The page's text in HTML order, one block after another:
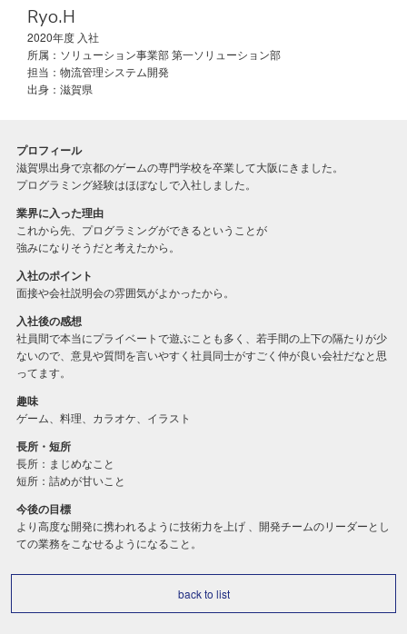
Ryo.H
2020
ソリューション事業部 第一ソリューション部
物流管理システム開発
滋賀県
プロフィール
滋賀県出身で京都のゲームの専門学校を卒業して大阪にきました。
プログラミング経験はほぼなしで入社しました。
業界に入った理由
これから先、プログラミングができるということが
強みになりそうだと考えたから。
入社のポイント
面接や会社説明会の雰囲気がよかったから。
入社後の感想
社員間で本当にプライベートで遊ぶことも多く、若手間の上下の隔たりが少
ないので、意見や質問を言いやすく社員同士がすごく仲が良い会社だなと思
ってます。
趣味
ゲーム、料理、カラオケ、イラスト
長所・短所
長所：まじめなこと
短所：詰めが甘いこと
今後の目標
より高度な開発に携われるように技術力を上げ 、開発チームのリーダーとし
ての業務をこなせるようになること。
back to list